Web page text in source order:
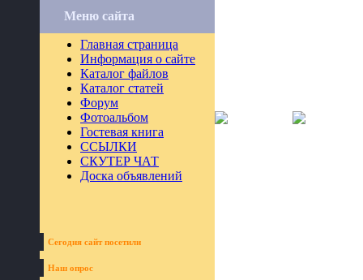
Меню сайта
Главная страница
Информация о сайте
Каталог файлов
Каталог статей
Форум
Фотоальбом
Гостевая книга
ССЫЛКИ
СКУТЕР ЧАТ
Доска объявлений
Сегодня сайт посетили
Наш опрос